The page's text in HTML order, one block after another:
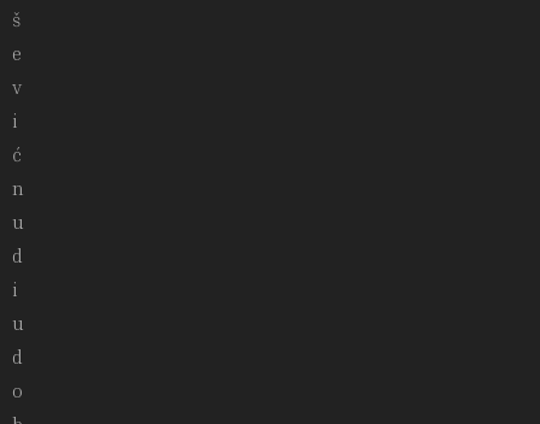
š
e
v
i
ć
n
u
d
i
u
d
o